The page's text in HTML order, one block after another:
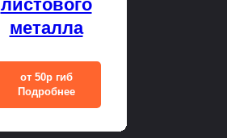
листового
металла
от 50р гиб
Подробнее